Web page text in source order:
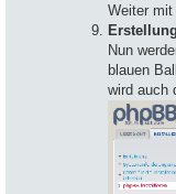
Weiter mit
Nun
blauen
wird auch